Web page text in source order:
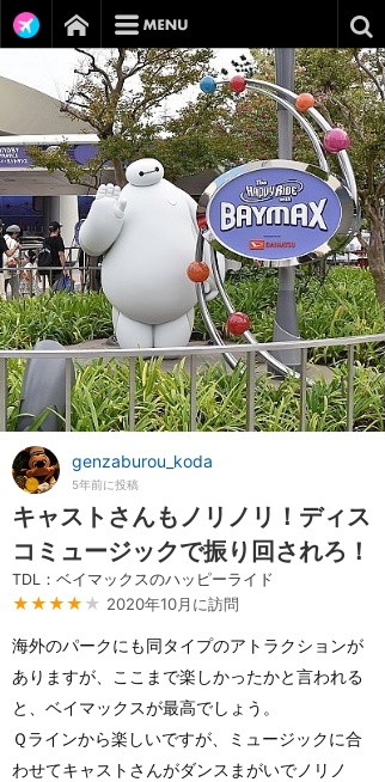
genzaburou_koda
5年前に投稿
キャストさんもノリノリ！ディス
コミュージックで振り回されろ！
TDL：ベイマックスのハッピーライド
★★★★ ★ 2020年10月に訪問
海外のパークにも同タイプのアトラクションが
ありますが、ここまで楽しかったかと言われる
と、ベイマックスが最高でしょう。
Ｑラインから楽しいですが、ミュージックに合
わせてキャストさんがダンスまがいでノリノ